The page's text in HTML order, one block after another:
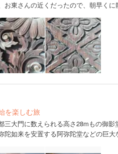
東さんの近くだったので、朝早くに
を楽しむ旅
三大門に数えられる高さ28mもの御
陀如来を安置する阿弥陀堂などの巨大